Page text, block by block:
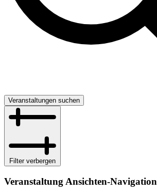
Veranstaltungen suchen
Filter verbergen
Veranstaltung Ansichten-Navigation